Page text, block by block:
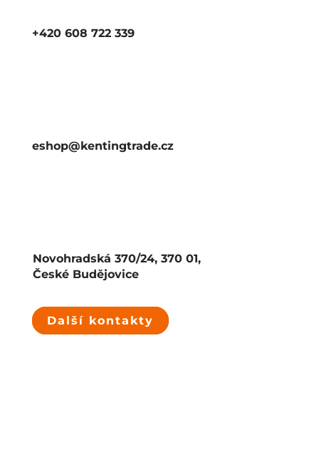
+420 608 722 339
eshop@kentingtrade.cz
Novohradská 370/24, 370 01,
České Budějovice
Další kontakty